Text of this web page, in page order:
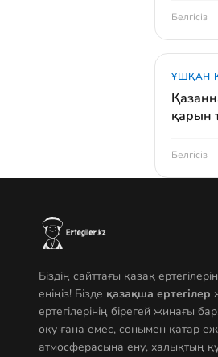
Белгісіз
ҰШҚАН
қарын
Белгісіз
Біздің сайттағы қазақ
еніңіз! Бізде қазақша ертегілер
ертегілерінің бірегей жинағы
оқу ғана емес, сонымен қатар
атмосферасына ену, халықтың